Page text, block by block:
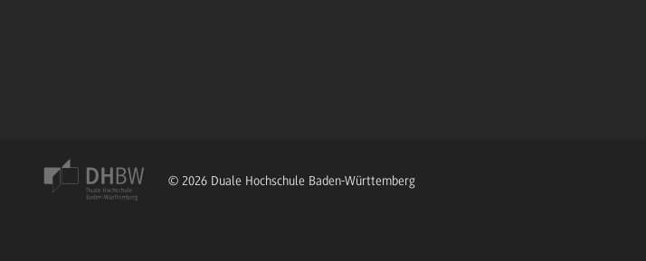
© 2026 Duale Hochschule Baden-Württemberg